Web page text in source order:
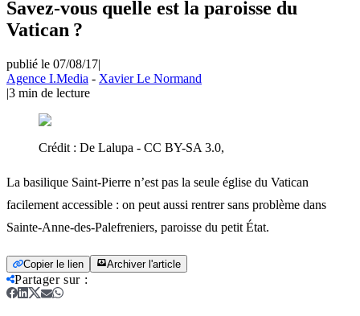
Savez-vous quelle est la paroisse du
Vatican ?
publié le 07/08/17|
Agence I.Media - Xavier Le Normand
|3 min de lecture
Crédit : De Lalupa - CC BY-SA 3.0,
La basilique Saint-Pierre n’est pas la seule église du Vatican
facilement accessible : on peut aussi rentrer sans problème dans
Sainte-Anne-des-Palefreniers, paroisse du petit État.
Copier le lien Archiver l'article
Partager sur: